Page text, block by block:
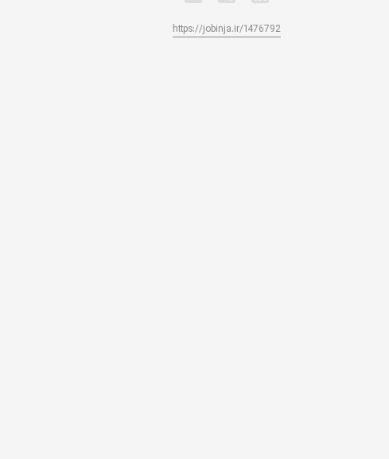
https://jobinja.ir/1476792